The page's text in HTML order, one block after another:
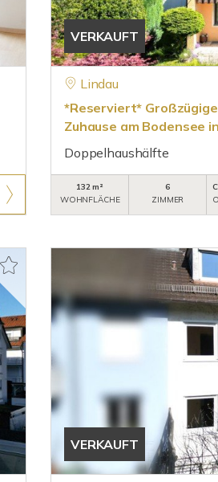
VERKAUFT
Lindau
*Reserviert*
Zuhause am Bodensee
Doppelhaushälfte
132 m²
WOHNFLÄCHE
6
ZIMMER
VERKAUFT